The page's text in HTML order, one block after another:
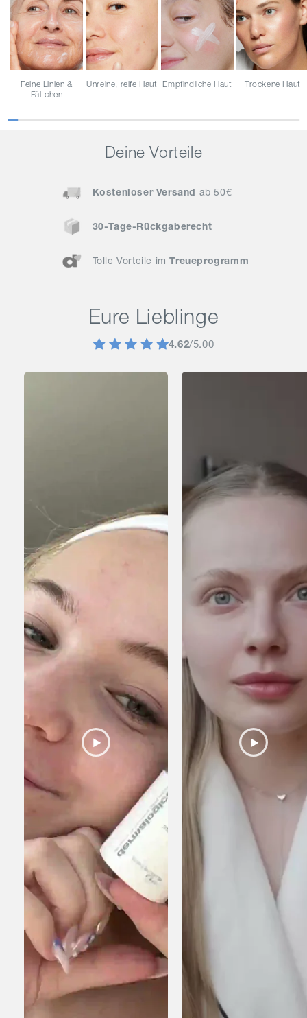
Feine Linien &
Fältchen
Unreine, reife Haut Empfindliche Haut Trockene Haut
Deine Vorteile
Kostenloser Versand ab 50€
30-Tage-Rückgaberecht
Tolle Vorteile im Treueprogramm
Eure Lieblinge
4.62/5.00